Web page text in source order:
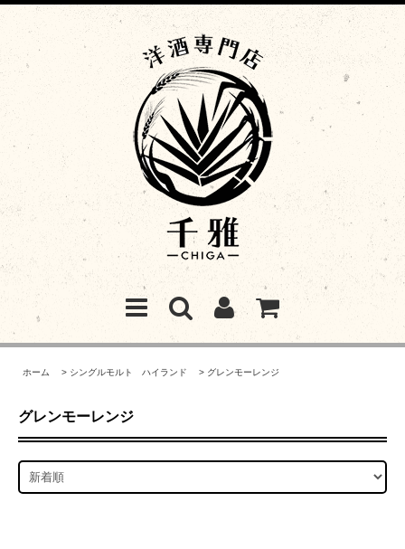
ホーム > シングルモルト ハイランド > グレンモーレンジ
グレンモーレンジ